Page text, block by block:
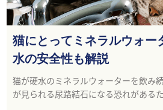
猫にとってミネラルウォー
水の安全性も解説
猫が硬水のミネラルウォーターを飲み
が見られる尿路結石になる恐れがある